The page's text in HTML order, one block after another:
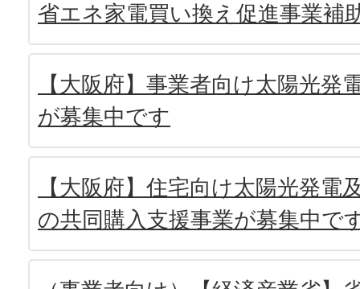
省エネ家電買い換え促進事業補
【大阪府】事業者向け太陽光発
が募集中です
【大阪府】住宅向け太陽光発電
の共同購入支援事業が募集中で